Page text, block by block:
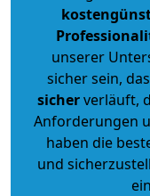
unserer
sicher sein,
sicherverläuft,
Anforderungen
haben die
und